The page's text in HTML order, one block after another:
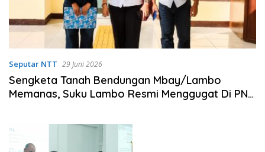
Seputar NTT 29 Juni 2026
Sengketa Tanah Bendungan Mbay/Lambo
Memanas, Suku Lambo Resmi Menggugat Di PN